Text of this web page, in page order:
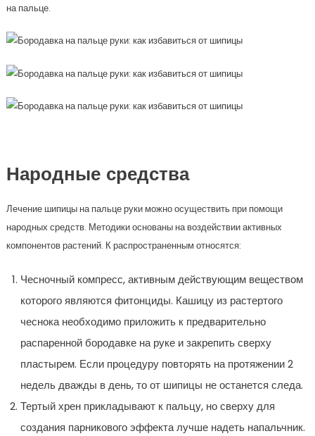
на пальце.
Народные средства
Лечение шипицы на пальце руки можно осуществить при помощи
народных средств. Методики основаны на воздействии активных
компонентов растений. К распространенным относятся:
Чесночный компресс, активным действующим веществом
которого являются фитонциды. Кашицу из растертого
чеснока необходимо приложить к предварительно
распаренной бородавке на руке и закрепить сверху
пластырем. Если процедуру повторять на протяжении 2
недель дважды в день, то от шипицы не останется следа.
Тертый хрен прикладывают к пальцу, но сверху для
создания парникового эффекта лучше надеть напальчник.